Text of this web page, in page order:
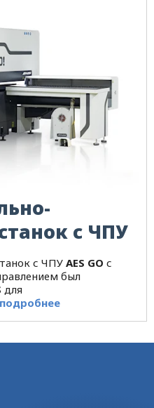
с ЧПУ
с ЧПУ AES GO с
был
для
подробнее